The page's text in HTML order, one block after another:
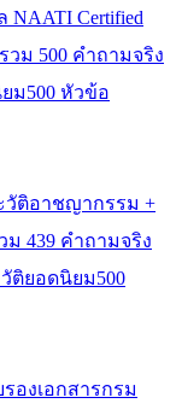
NAATI Certified
รวม 500 คำถามจริง
ม500 หัวข้อ
วัติอาชญากรรม +
ม 439 คำถามจริง
ติยอดนิยม500
รองเอกสารกรม